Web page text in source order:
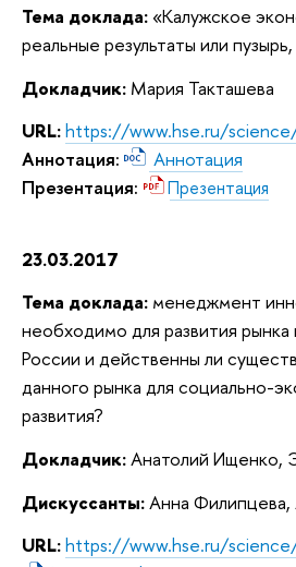
Тема доклада: «Калужское
реальные результаты или
Докладчик: Мария Такташева
URL:https://www.hse.ru/
Аннотация:
Аннотация
Презентация:
Презентация
23.03.2017
Тема доклада: менеджмент
необходимо для развития рынка
России и действенны ли
данного рынка для социально-
развития?
Докладчик:Анатолий Ищенко,
Дискуссанты: Анна
URL:https://www.hse.ru/